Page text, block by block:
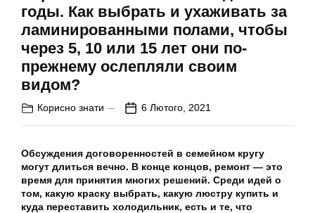
годы. Как выбрать и ухаживать за
ламинированными полами, чтобы
через 5, 10 или 15 лет они по-
прежнему ослепляли своим
видом?
Корисно знати 6 Лютого, 2021
Обсуждения договоренностей в семейном кругу
могут длиться вечно. В конце концов, ремонт — это
время для принятия многих решений. Среди идей о
том, какую краску выбрать, какую люстру купить и
куда переставить холодильник, есть и те, что